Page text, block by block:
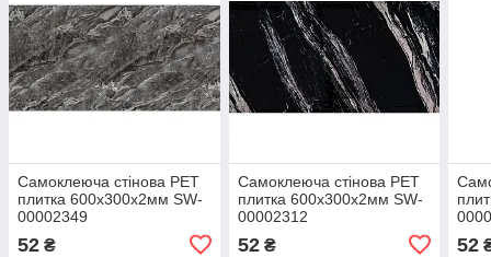
Самоклеюча стінова PET
плитка 600х300х2мм SW-
00002349
52 ₴
Самоклеюча стінова PET
плитка 600х300х2мм SW-
00002312
52₴ 52